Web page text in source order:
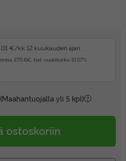
€/kk 12 kuukauden ajan.
270.6€, tod. vuosikorko 31.57%.
(Maahantuojalla yli 5 kpl)
ostoskoriin